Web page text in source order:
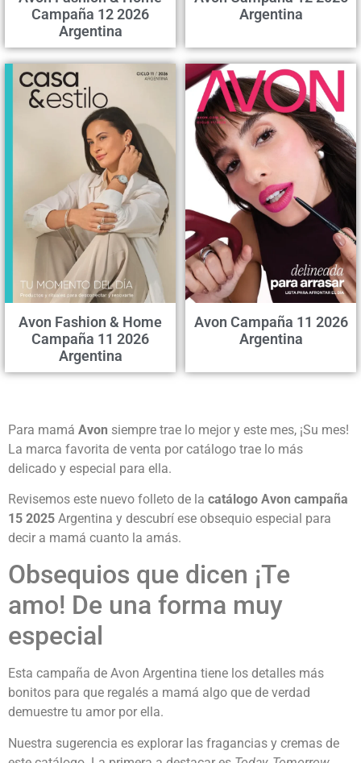
Campaña 12 2026
Argentina
Argentina
Avon Fashion & Home
Campaña 11 2026
Argentina
Avon Campaña 11 2026
Argentina
Para mamá Avon siempre trae lo mejor y este mes, ¡Su mes!
La marca favorita de venta por catálogo trae lo más
delicado y especial para ella.
Revisemos este nuevo folleto de la catálogo Avon campaña
15 2025 Argentina y descubrí ese obsequio especial para
decir a mamá cuanto la amás.
Obsequios que dicen ¡Te
amo! De una forma muy
especial
Esta campaña de Avon Argentina tiene los detalles más
bonitos para que regalés a mamá algo que de verdad
demuestre tu amor por ella.
Nuestra sugerencia es explorar las fragancias y cremas de